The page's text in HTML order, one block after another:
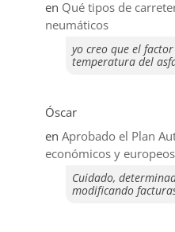
en Qué tipos de
neumáticos
yo creo que el
temperatura del
Óscar
en Aprobado el Plan
económicos y europeos
Cuidado,
modificando